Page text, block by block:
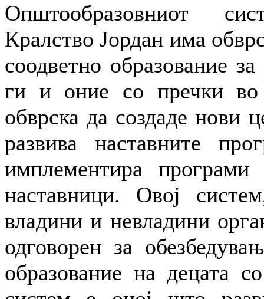
Општообразовниот
Кралство Јордан има
соодветно образование
ги и оние со пречки во
обврска да создаде нови
развива наставните
имплементира
наставници. Овој
владини и невладини
одговорен за
образование на децата